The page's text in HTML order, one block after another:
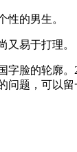
的男生。
易于打理。
脸的轮廓
题，可以留